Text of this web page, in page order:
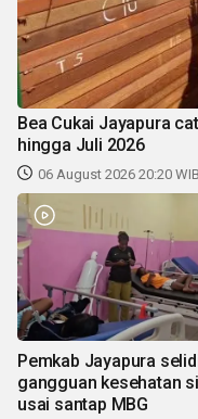
Bea Cukai Jayapura
hingga Juli 2026
06 August 2026 20:20 WIB
Pemkab Jayapura
gangguan kesehatan
usai santap MBG